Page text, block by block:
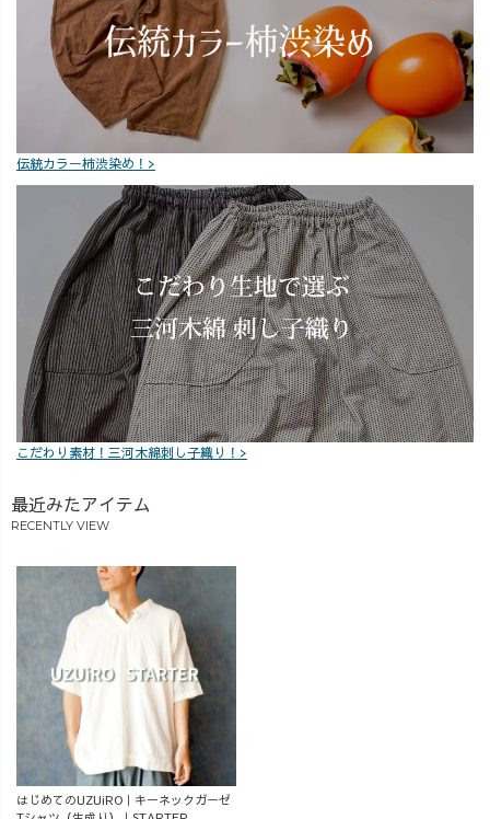
ガーゼ #三河木
綿 #知多木綿
#オーダーメ
イド #UZUiRO
伝統カラー柿渋染め！>
こだわり素材！三河木綿刺し子織り！>
最近みたアイテム
RECENTLY VIEW
はじめてのUZUiRO｜キーネックガーゼ